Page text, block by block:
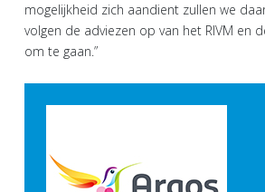
mogelijkheid zich aandient zullen we
volgen de adviezen op van het RIVM en
om te gaan.”